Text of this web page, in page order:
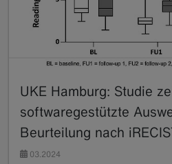
UKE Hamburg: Studie
softwaregestützte
Beurteilung nach
03.2024